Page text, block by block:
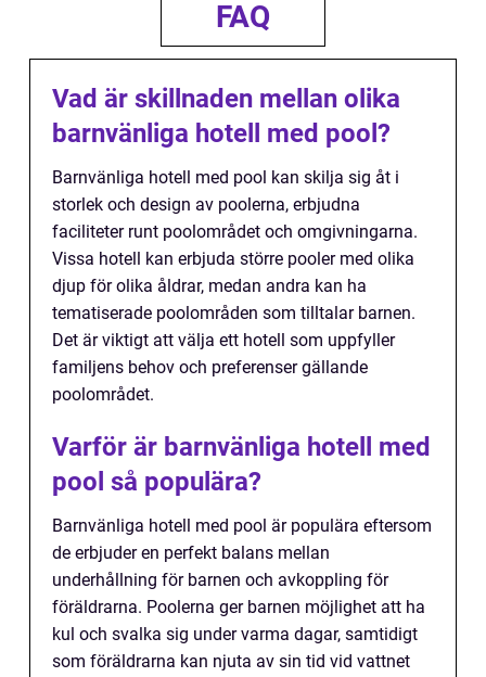
FAQ
Vad är skillnaden mellan olika
barnvänliga hotell med pool?
Barnvänliga hotell med pool kan skilja sig åt i
storlek och design av poolerna, erbjudna
faciliteter runt poolområdet och omgivningarna.
Vissa hotell kan erbjuda större pooler med olika
djup för olika åldrar, medan andra kan ha
tematiserade poolområden som tilltalar barnen.
Det är viktigt att välja ett hotell som uppfyller
familjens behov och preferenser gällande
poolområdet.
Varför är barnvänliga hotell med
pool så populära?
Barnvänliga hotell med pool är populära eftersom
de erbjuder en perfekt balans mellan
underhållning för barnen och avkoppling för
föräldrarna. Poolerna ger barnen möjlighet att ha
kul och svalka sig under varma dagar, samtidigt
som föräldrarna kan njuta av sin tid vid vattnet